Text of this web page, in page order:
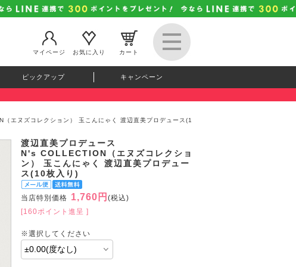
マイページ
お気に入り カート
ピックアップ キャンペーン
エヌズコレクション） 玉こんにゃく 渡辺直美プロデュース(1
渡辺直美プロデュース
N's COLLECTION（エヌズコレクショ
ン） 玉こんにゃく 渡辺直美プロデュー
ス(10枚入り)
当店特別価格 1,760円 (税込)
[160ポイント進呈 ]